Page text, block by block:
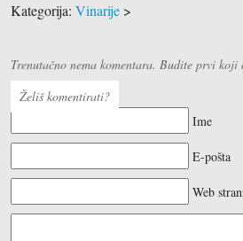
Kategorija: Vinarije >
Trenutačno nema komentara. Budite prvi koji
Želiš komentirati?
Ime
E-pošta
Web